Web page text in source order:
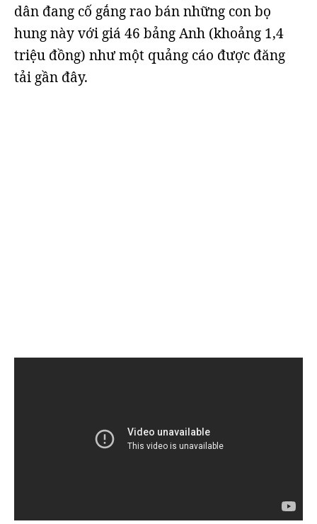
dân đang cố gắng rao bán những con bọ
hung này với giá 46 bảng Anh (khoảng 1,4
triệu đồng) như một quảng cáo được đăng
tải gần đây.